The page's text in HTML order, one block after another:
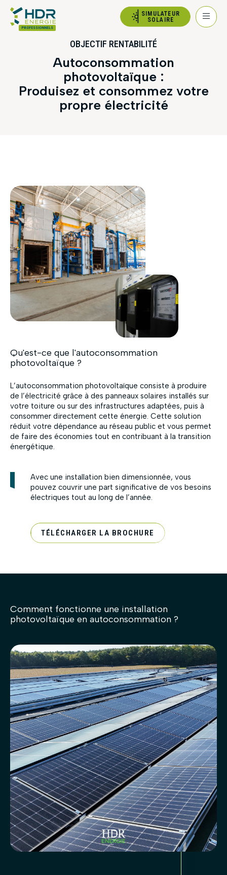
PROFESSIONNELS
SIMULATEUR
SOLAIRE
OBJECTIF RENTABILITÉ
Autoconsommation
photovoltaïque :
Produisez et consommez votre
propre électricité
Qu'est-ce que l'autoconsommation
photovoltaïque ?
L’autoconsommation photovoltaïque consiste à produire
de l’électricité grâce à des panneaux solaires installés sur
votre toiture ou sur des infrastructures adaptées, puis à
consommer directement cette énergie. Cette solution
réduit votre dépendance au réseau public et vous permet
de faire des économies tout en contribuant à la transition
énergétique.
Avec une installation bien dimensionnée, vous
pouvez couvrir une part significative de vos besoins
électriques tout au long de l’année.
TÉLÉCHARGER LA BROCHURE
Comment fonctionne une installation
photovoltaïque en autoconsommation ?